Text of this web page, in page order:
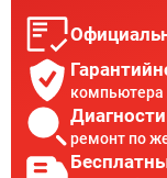
компьютера
ремонт по